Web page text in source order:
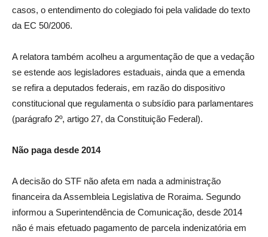
casos, o entendimento do colegiado foi pela validade do texto
da EC 50/2006.
A relatora também acolheu a argumentação de que a vedação
se estende aos legisladores estaduais, ainda que a emenda
se refira a deputados federais, em razão do dispositivo
constitucional que regulamenta o subsídio para parlamentares
(parágrafo 2º, artigo 27, da Constituição Federal).
Não paga desde 2014
A decisão do STF não afeta em nada a administração
financeira da Assembleia Legislativa de Roraima. Segundo
informou a Superintendência de Comunicação, desde 2014
não é mais efetuado pagamento de parcela indenizatória em